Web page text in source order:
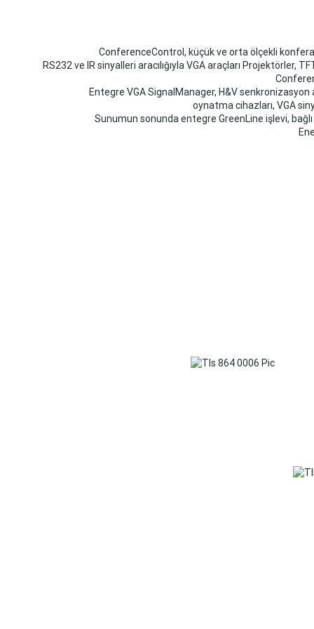
ConferenceControl, küçük ve orta ölçekli
RS232 ve IR sinyalleri aracılığıyla VGA araçları
Entegre VGA SignalManager, H&V
oynatma cihazları, VGA
Sunumun sonunda entegre GreenLine işlevi,